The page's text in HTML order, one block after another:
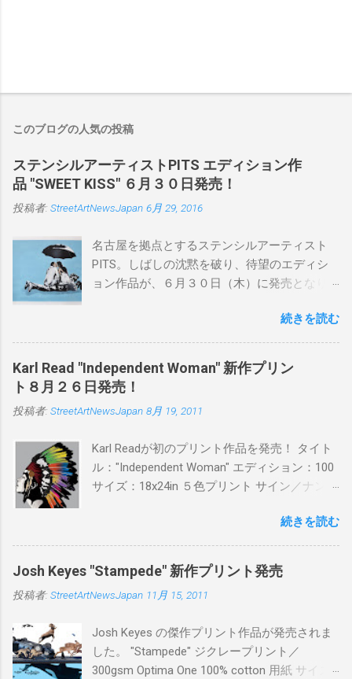
このブログの人気の投稿
ステンシルアーティストPITS エディション作
品 "SWEET KISS" ６月３０日発売！
投稿者: StreetArtNewsJapan 6月 29, 2016
名古屋を拠点とするステンシルアーティスト
PITS。しばしの沈黙を破り、待望のエディシ
ョン作品が、６月３０日（木）に発売となり
品に落とし込むスタイルは今作でも健在。(
PITSの過去記事はこちらから ) 発売日：6月30
日(木)19時 タイトル：SWEET KISS カラー：
BLUE/MINT GREEN/PINK/YELLOW エディショ
ン：各色５ サイズ：800mm × 550mm 価格：
¥16,000(¥17,280) 購入は、 こちら から
続きを読む
Karl Read "Independent Woman" 新作プリン
ト８月２６日発売！
投稿者: StreetArtNewsJapan 8月 19, 2011
Karl Readが初のプリント作品を発売！ タイト
ル："Independent Woman" エディション：100
サイズ：18x24in ５色プリント サイン／ナンバ
ドフィニッシュバージョン（エディション：
25）$125 購入は８月２６日に こちら から
続きを読む
Josh Keyes "Stampede" 新作プリント発売
投稿者: StreetArtNewsJapan 11月 15, 2011
Josh Keyes の傑作プリント作品が発売されま
した。 "Stampede" ジクレープリント／
300gsm Optima One 100% cotton 用紙 サイズ: